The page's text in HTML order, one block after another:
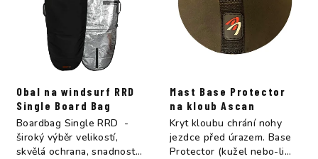
Obal na windsurf RRD
Single Board Bag
Boardbag Single RRD -
široký výběr velikostí,
skvělá ochrana, snadnost
Mast Base Protector
na kloub Ascan
Kryt kloubu chrání nohy
jezdce před úrazem. Base
Protector (kužel nebo-li